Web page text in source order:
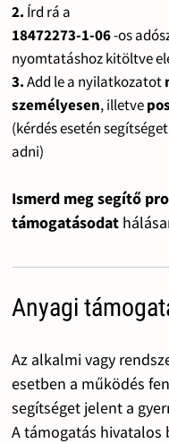
2. Írd rá a
18472273-1-06-os
nyomtatáshoz kitöltve
3.Add le a nyilatkozatot
személyesen, illetve
(kérdés esetén
adni)
Ismerd meg segítő
támogatásodat
Anyagi
Az alkalmi vagy
esetben a működés
segítséget jelent a
A támogatás